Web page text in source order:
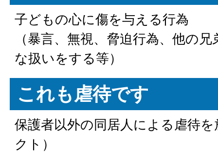
子どもの心に傷を与える行為
（暴言、無視、脅迫行為、他の
な扱いをする等）
これも虐待です
保護者以外の同居人による虐待
クト）